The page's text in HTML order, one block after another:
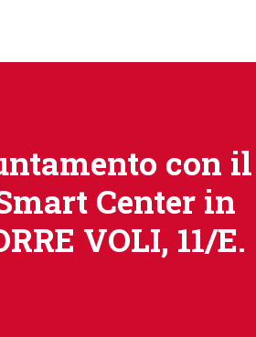
con il
Center in
VOLI, 11/E.